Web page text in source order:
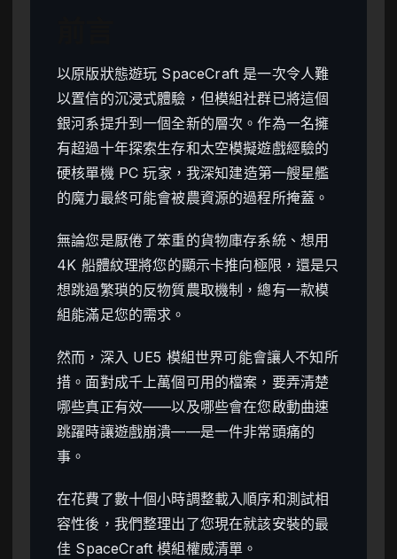
以原版狀態遊玩 SpaceCraft 是一次令人難
以置信的沉浸式體驗，但模組社群已將這個
銀河系提升到一個全新的層次。作為一名擁
有超過十年探索生存和太空模擬遊戲經驗的
硬核單機 PC 玩家，我深知建造第一艘星艦
的魔力最終可能會被農資源的過程所掩蓋。
無論您是厭倦了笨重的貨物庫存系統、想用
4K 船體紋理將您的顯示卡推向極限，還是只
想跳過繁瑣的反物質農取機制，總有一款模
組能滿足您的需求。
然而，深入 UE5 模組世界可能會讓人不知所
措。面對成千上萬個可用的檔案，要弄清楚
哪些真正有效——以及哪些會在您啟動曲速
跳躍時讓遊戲崩潰——是一件非常頭痛的
事。
在花費了數十個小時調整載入順序和測試相
容性後，我們整理出了您現在就該安裝的最
佳 SpaceCraft 模組權威清單。